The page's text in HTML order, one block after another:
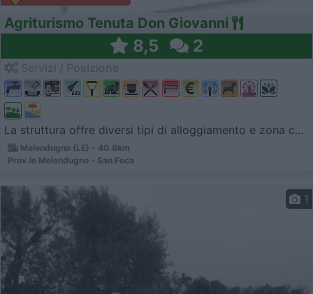
Agriturismo Tenuta Don Giovanni
8,5 2
La struttura offre diversi tipi di alloggiamento e zona c...
Melendugno (LE) - 40.8km
Prov.le Melendugno - San Foca
1